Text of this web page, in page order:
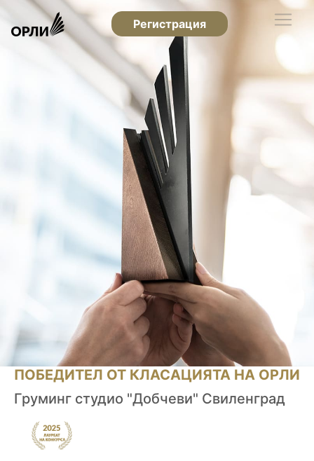
Регистрация
ПОБЕДИТЕЛ ОТ КЛАСАЦИЯТА НА ОРЛИ
Груминг студио "Добчеви" Свиленград